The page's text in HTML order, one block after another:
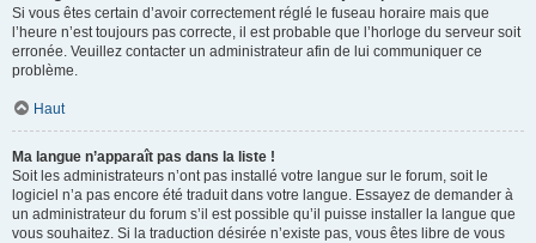
Si vous êtes certain d’avoir correctement réglé le fuseau horaire mais que
l’heure n’est toujours pas correcte, il est probable que l’horloge du serveur soit
erronée. Veuillez contacter un administrateur afin de lui communiquer ce
problème.
Haut
Ma langue n’apparaît pas dans la liste !
Soit les administrateurs n’ont pas installé votre langue sur le forum, soit le
logiciel n’a pas encore été traduit dans votre langue. Essayez de demander à
un administrateur du forum s’il est possible qu’il puisse installer la langue que
vous souhaitez. Si la traduction désirée n’existe pas, vous êtes libre de vous